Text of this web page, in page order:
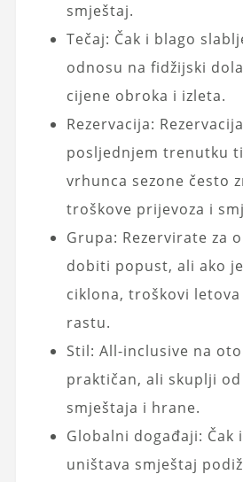
smještaj.
Tečaj: Čak i blago
odnosu na fidžijski
cijene obroka i izleta.
Rezervacija:
posljednjem trenutku
vrhunca sezone često
troškove prijevoza i
Grupa: Rezervirate za
dobiti popust, ali ako
ciklona, troškovi
rastu.
Stil: All-inclusive na
praktičan, ali skuplji
smještaja i hrane.
Globalni događaji: Čak
uništava smještaj